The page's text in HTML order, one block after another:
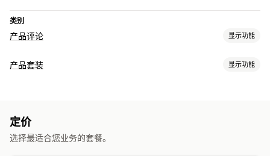
类别
产品评论 显示功能
展示选项
收集评论的方式
产品套装 显示功能
组合购买
定价
选择最适合您业务的套餐。